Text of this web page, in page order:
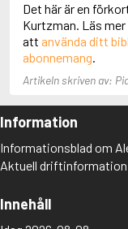
Adams, Jane
Adams, Richard
Adbåge, Emma
Adbåge, Lisen
Adelborg, Ottilia
Adiga, Aravind
Adler-Olsen, Jussi
Adlerbeth,
Adnan, Etel
Adolfsson, Eva
Adolfsson, Gunnar
Det här är en
Kurtzman. Läs
att använda ditt
abonnemang.
Artikeln skriven av:
Information
Informationsblad om
Aktuell driftinformation
Innehåll